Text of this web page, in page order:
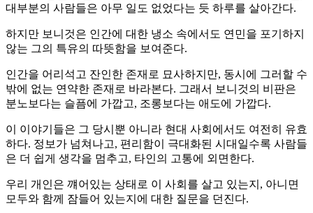
대부분의 사람들은 아무 일도 없었다는 듯 하루를 살아간다.
하지만 보니것은 인간에 대한 냉소 속에서도 연민을 포기하지
않는 그의 특유의 따뜻함을 보여준다.
인간을 어리석고 잔인한 존재로 묘사하지만, 동시에 그러할 수
밖에 없는 연약한 존재로 바라본다. 그래서 보니것의 비판은
분노보다는 슬픔에 가깝고, 조롱보다는 애도에 가깝다.
이 이야기들은 그 당시뿐 아니라 현대 사회에서도 여전히 유효
하다. 정보가 넘쳐나고, 편리함이 극대화된 시대일수록 사람들
은 더 쉽게 생각을 멈추고, 타인의 고통에 외면한다.
우리 개인은 꺠어있는 상태로 이 사회를 살고 있는지, 아니면
모두와 함께 잠들어 있는지에 대한 질문을 던진다.